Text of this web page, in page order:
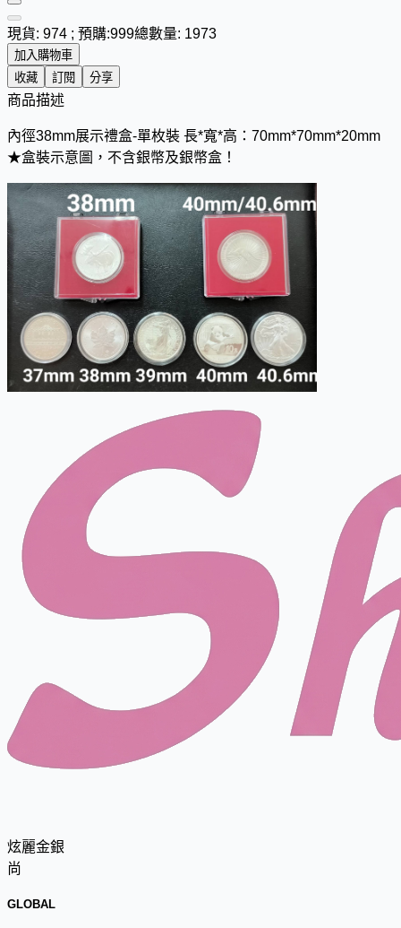
現貨: 974 ; 預購:999總數量: 1973
加入購物車
收藏
訂閱 分享
商品描述
內徑38mm展示禮盒-單枚裝 長*寬*高：70mm*70mm*20mm
★盒裝示意圖，不含銀幣及銀幣盒！
炫麗金銀
尚
GLOBAL